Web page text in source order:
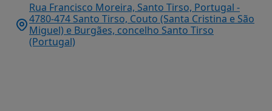
Rua Francisco Moreira, Santo Tirso, Portugal -
4780-474 Santo Tirso, Couto (Santa Cristina e São
Miguel) e Burgães, concelho Santo Tirso
(Portugal)